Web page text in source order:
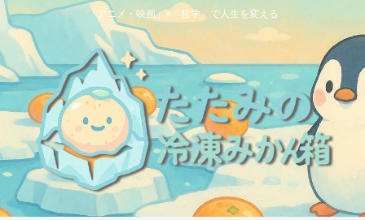
「アニメ・映画」×「哲学」で人生を変える